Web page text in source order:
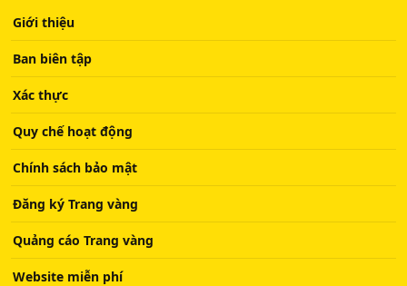
Giới thiệu
Ban biên tập
Xác thực
Quy chế hoạt động
Chính sách bảo mật
Đăng ký Trang vàng
Quảng cáo Trang vàng
Website miễn phí